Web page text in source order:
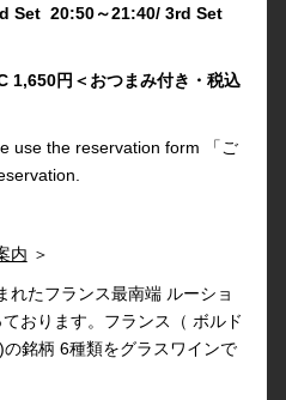
Set 20:50～21:40/ 3rd Set
円＜おつまみ付き・税込
use the reservation form 「ご
内 ＞
れたフランス最南端 ルーショ
おります。フランス（ ボルド
銘柄 6種類をグラスワインで